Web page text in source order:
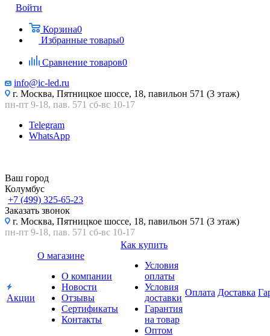
Войти
Корзина0
Избранные товары0
Сравнение товаров0
info@ic-led.ru
г. Москва, Пятницкое шоссе, 18, павильон 571 (3 этаж)
пн-пт 9-18, пав. 571 сб-вс 10-17
Telegram
WhatsApp
Ваш город
Колумбус
+7 (499) 325-65-23
Заказать звонок
г. Москва, Пятницкое шоссе, 18, павильон 571 (3 этаж)
пн-пт 9-18, пав. 571 сб-вс 10-17
Акции
О магазине
О компании
Новости
Отзывы
Сертификаты
Контакты
Как купить
Условия
оплаты
Условия
доставки
Гарантия
на товар
Оптом
Оплата Доставка